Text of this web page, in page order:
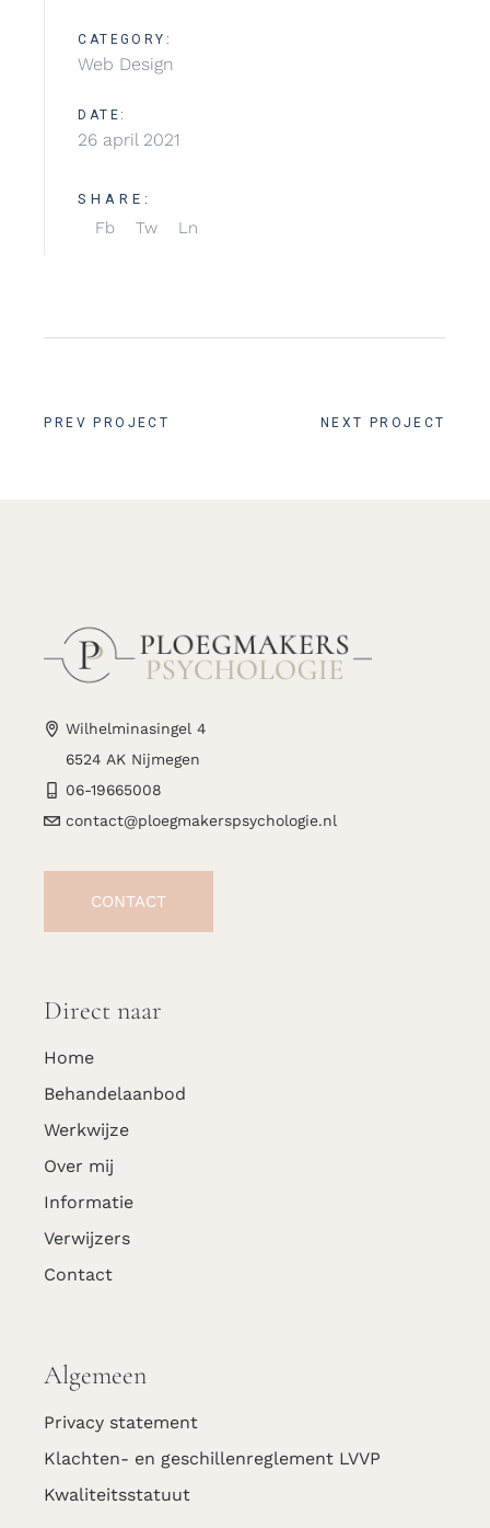
CATEGORY:
Web Design
DATE:
26 april 2021
SHARE:
Fb Tw Ln
PREV PROJECT NEXT PROJECT
Wilhelminasingel 4
6524 AK Nijmegen
06-19665008
contact@ploegmakerspsychologie.nl
CONTACT
Direct naar
Home
Behandel­­­­­­­­­aanbod
Werkwijze
Over mij
Informatie
Verwijzers
Contact
Algemeen
Privacy statement
Klachten- en geschillenreglement LVVP
Kwaliteitsstatuut